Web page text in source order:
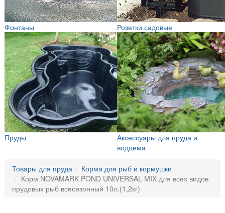
Фонтаны Розетки садовые
Пруды
Аксессуары для пруда и
водоема
Товары для пруда
Корма для рыб и кормушки
Корм NOVAMARK POND UNIVERSAL MIX для всех видов
прудовых рыб всесезонный 10л.(1,2кг)